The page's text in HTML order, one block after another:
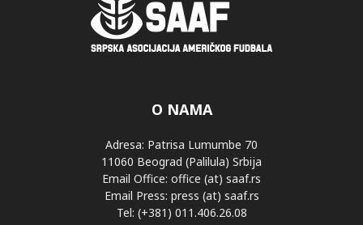
O NAMA
Adresa: Patrisa Lumumbe 70
11060 Beograd (Palilula) Srbija
Email Office: office (at) saaf.rs
Email Press: press (at) saaf.rs
Tel: (+381) 011.406.26.08